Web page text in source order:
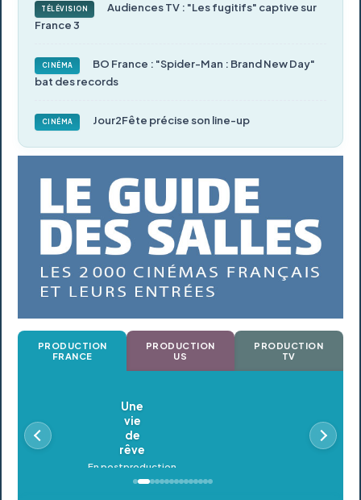
TÉLÉVISION
Audiences TV : "Les fugitifs" captive sur
France 3
CINÉMA
BO France : "Spider-Man : Brand New Day"
bat des records
CINÉMA Jour2Fête précise son line-up
PRODUCTION
FRANCE
PRODUCTION
US
PRODUCTION
TV
Oldeupe
En postproduction